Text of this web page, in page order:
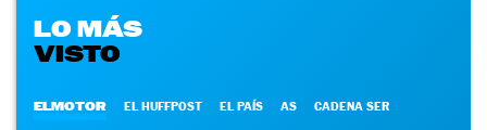
LO MÁS
VISTO
ELMOTOR EL HUFFPOST EL PAÍS AS CADENA SER